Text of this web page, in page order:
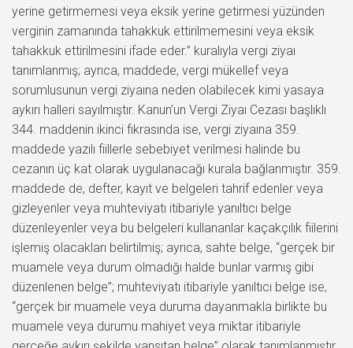
yerine getirmemesi veya eksik yerine getirmesi yüzünden
verginin zamanında tahakkuk ettirilmemesini veya eksik
tahakkuk ettirilmesini ifade eder.” kuralıyla vergi ziyaı
tanımlanmış; ayrıca, maddede, vergi mükellef veya
sorumlusunun vergi ziyaına neden olabilecek kimi yasaya
aykırı halleri sayılmıştır. Kanun’un Vergi Ziyaı Cezası başlıklı
344. maddenin ikinci fıkrasında ise, vergi ziyaına 359.
maddede yazılı fiillerle sebebiyet verilmesi halinde bu
cezanın üç kat olarak uygulanacağı kurala bağlanmıştır. 359.
maddede de, defter, kayıt ve belgeleri tahrif edenler veya
gizleyenler veya muhteviyatı itibariyle yanıltıcı belge
düzenleyenler veya bu belgeleri kullananlar kaçakçılık fiilerini
işlemiş olacakları belirtilmiş; ayrıca, sahte belge, “gerçek bir
muamele veya durum olmadığı halde bunlar varmış gibi
düzenlenen belge”; muhteviyatı itibariyle yanıltıcı belge ise,
“gerçek bir muamele veya duruma dayanmakla birlikte bu
muamele veya durumu mahiyet veya miktar itibariyle